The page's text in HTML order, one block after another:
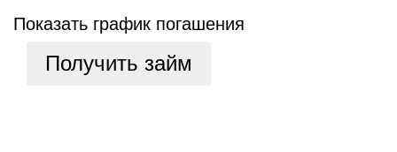
Показать график погашения
Получить займ